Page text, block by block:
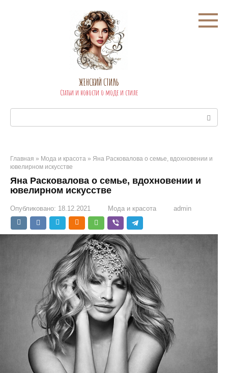
ЖЕНСКИЙ СТИЛЬ
Статьи и новости о моде и стиле
Главная » Мода и красота » Яна Расковалова о семье, вдохновении и
ювелирном искусстве
Яна Расковалова о семье, вдохновении и
ювелирном искусстве
Опубликовано: 18.12.2021 Мода и красота admin